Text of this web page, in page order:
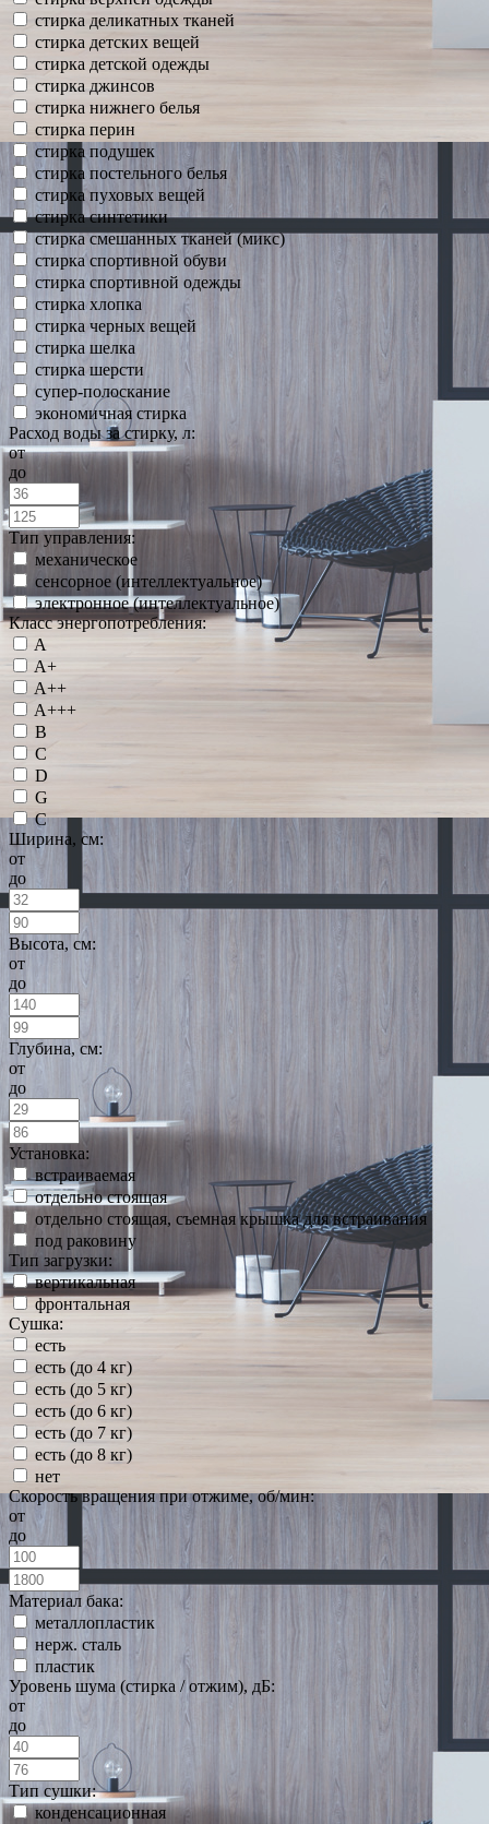
стирка деликатных тканей
стирка детских вещей
стирка детской одежды
стирка джинсов
стирка нижнего белья
стирка перин
стирка подушек
стирка постельного белья
стирка пуховых вещей
стирка синтетики
стирка смешанных тканей (микс)
стирка спортивной обуви
стирка спортивной одежды
стирка хлопка
стирка черных вещей
стирка шелка
стирка шерсти
супер-полоскание
экономичная стирка
Расход воды за стирку, л:
от
до
Тип управления:
механическое
сенсорное (интеллектуальное)
электронное (интеллектуальное)
Класс энергопотребления:
A
A+
A++
A+++
B
C
D
G
С
Ширина, см:
от
до
Высота, см:
от
до
Глубина, см:
от
до
Установка:
встраиваемая
отдельно стоящая
отдельно стоящая, съемная крышка для встраивания
под раковину
Тип загрузки:
вертикальная
фронтальная
Сушка:
есть
есть (до 4 кг)
есть (до 5 кг)
есть (до 6 кг)
есть (до 7 кг)
есть (до 8 кг)
нет
Скорость вращения при отжиме, об/мин:
от
до
Материал бака:
металлопластик
нерж. сталь
пластик
Уровень шума (стирка / отжим), дБ:
от
до
Тип сушки:
конденсационная